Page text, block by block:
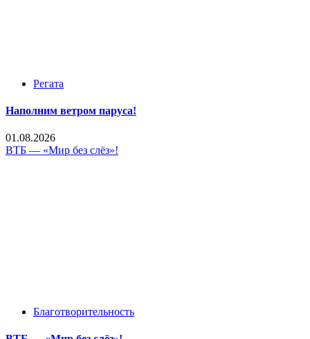
Регата
Наполним ветром паруса!
01.08.2026
ВТБ — «Мир без слёз»!
Благотворительность